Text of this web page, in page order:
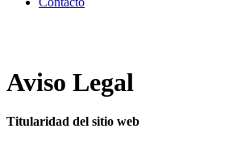
Aviso Legal
Titularidad del sitio web